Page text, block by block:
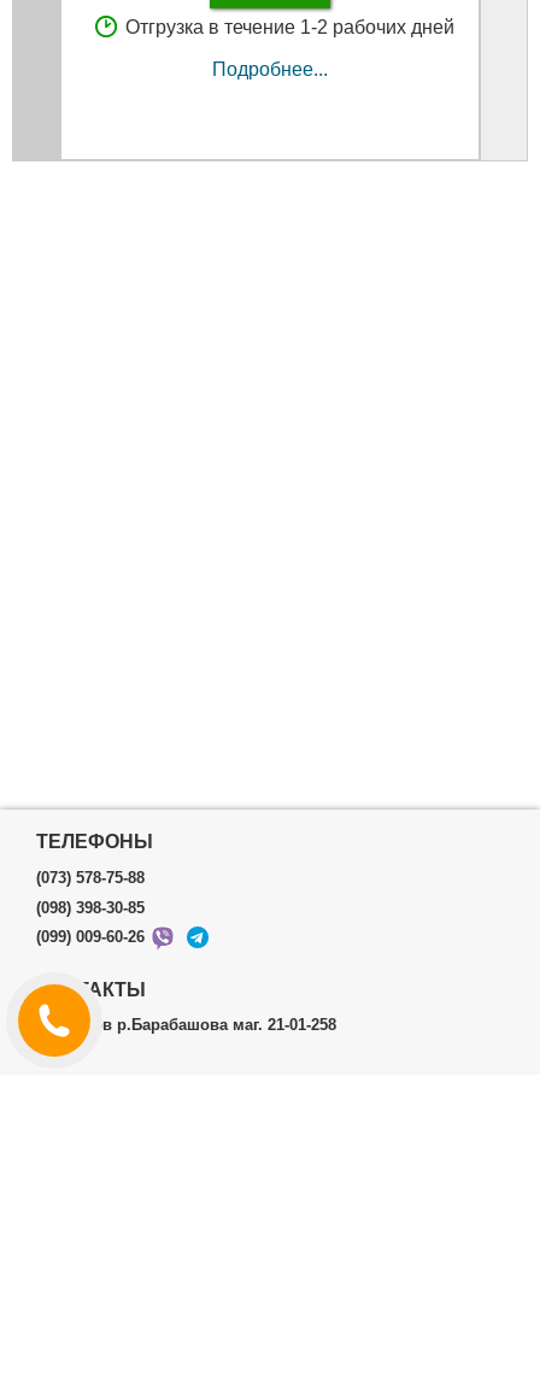
Отгрузка в течение 1-2 рабочих дней
Подробнее...
ТЕЛЕФОНЫ
(073) 578-75-88
(098) 398-30-85
(099) 009-60-26
КОНТАКТЫ
г.Харьков р.Барабашова маг. 21-01-258